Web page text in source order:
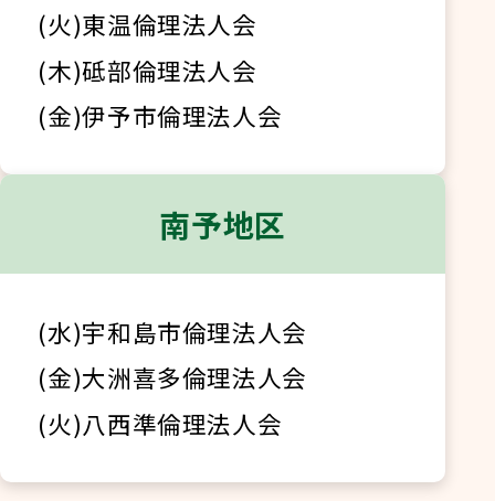
(火)東温倫理法人会
(木)砥部倫理法人会
(金)伊予市倫理法人会
南予地区
(水)宇和島市倫理法人会
(金)大洲喜多倫理法人会
(火)八西準倫理法人会